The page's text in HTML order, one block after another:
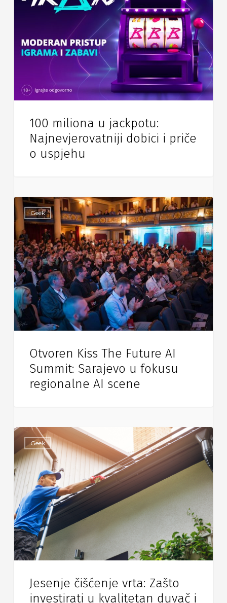
100 miliona u jackpotu:
Najnevjerovatniji dobici i priče
o uspjehu
Geek
Otvoren Kiss The Future AI
Summit: Sarajevo u fokusu
regionalne AI scene
Geek
Jesenje čišćenje vrta: Zašto
investirati u kvalitetan duvač i